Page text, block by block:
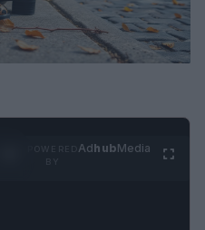
AdhubMedia